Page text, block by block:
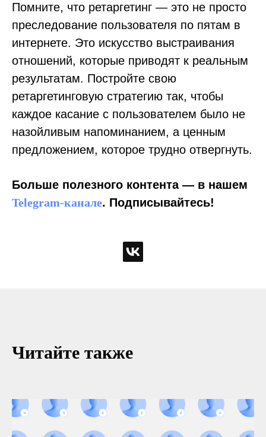
Помните, что ретаргетинг — это не просто
преследование пользователя по пятам в
интернете. Это искусство выстраивания
отношений, которые приводят к реальным
результатам. Постройте свою
ретаргетинговую стратегию так, чтобы
каждое касание с пользователем было не
назойливым напоминанием, а ценным
предложением, которое трудно отвергнуть.
Больше полезного контента — в нашем
Telegram-канале. Подписывайтесь!
Читайте также
© Сайт icontextgroup.ru
Пишите на почту
sales@icontextgroup.ru
Звоните по телефону
+7 (499) 929-85-95
Приезжайте в гости
г. Москва, ул. Новослободская, д. 16